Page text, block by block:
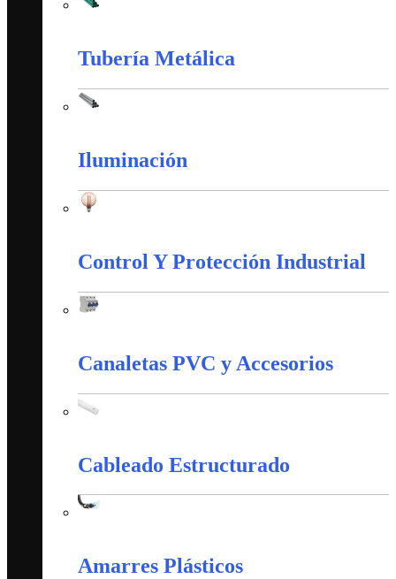
Tubería Metálica
Iluminación
Control Y Protección Industrial
Canaletas PVC y Accesorios
Cableado Estructurado
Amarres Plásticos